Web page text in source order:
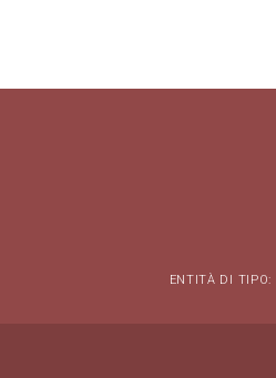
ENTITÀ DI TIPO: